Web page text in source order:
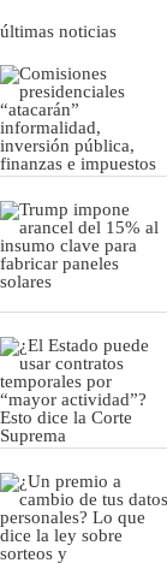
últimas noticias